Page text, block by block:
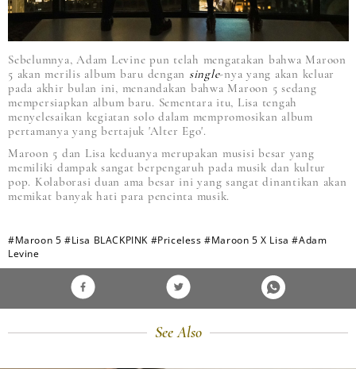
Sebelumnya, Adam Levine pun telah mengatakan bahwa Maroon
5 akan merilis album baru dengan single-nya yang akan keluar
pada akhir bulan ini, menandakan bahwa Maroon 5 sedang
mempersiapkan album baru. Sementara itu, Lisa tengah
menyelesaikan kegiatan solo dalam mempromosikan album
pertamanya yang bertajuk 'Alter Ego'.
Maroon 5 dan Lisa keduanya merupakan musisi besar yang
memiliki dampak sangat berpengaruh pada musik dan kultur
pop. Kolaborasi duan ama besar ini yang sangat dinantikan akan
memikat banyak hati para pencinta musik.
#Maroon 5 #Lisa BLACKPINK #Priceless #Maroon 5 X Lisa #Adam
Levine
See Also